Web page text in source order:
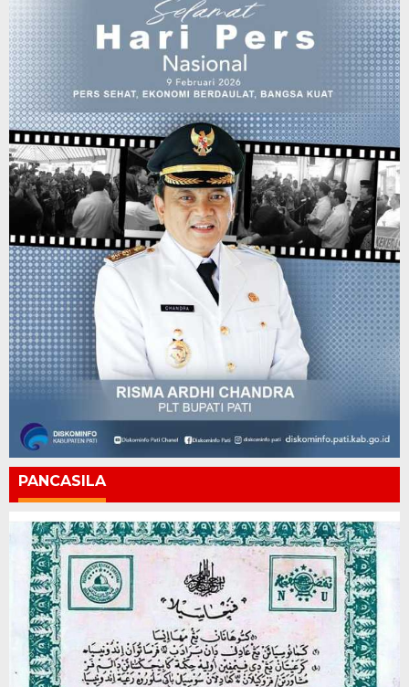
PANCASILA